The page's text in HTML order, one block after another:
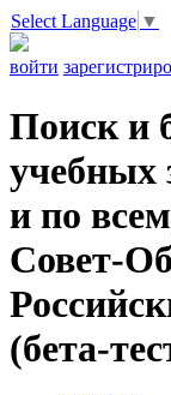
Select Language ▼
войти
Поиск и
учебных
и по
Совет-
(бета-